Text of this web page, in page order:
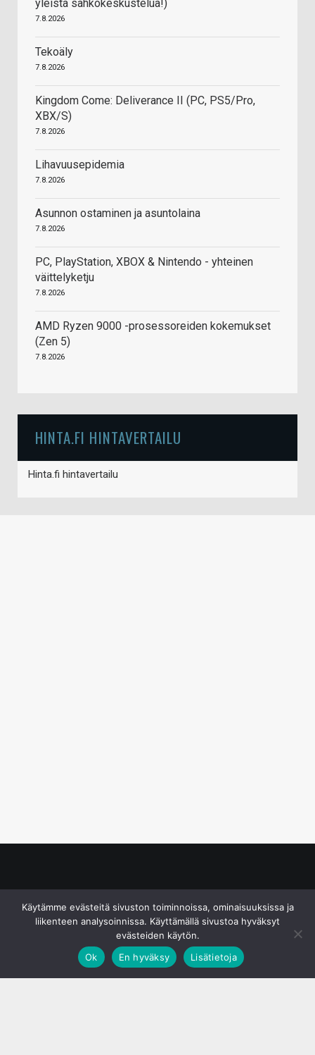
yleistä sähkökeskustelua!)
7.8.2026
Tekoäly
7.8.2026
Kingdom Come: Deliverance II (PC, PS5/Pro,
XBX/S)
7.8.2026
Lihavuusepidemia
7.8.2026
Asunnon ostaminen ja asuntolaina
7.8.2026
PC, PlayStation, XBOX & Nintendo - yhteinen
väittelyketju
7.8.2026
AMD Ryzen 9000 -prosessoreiden kokemukset
(Zen 5)
7.8.2026
HINTA.FI HINTAVERTAILU
Hinta.fi hintavertailu
Käytämme evästeitä sivuston toiminnoissa, ominaisuuksissa ja
liikenteen analysoinnissa. Käyttämällä sivustoa hyväksyt
evästeiden käytön.
Ok
En hyväksy Lisätietoja